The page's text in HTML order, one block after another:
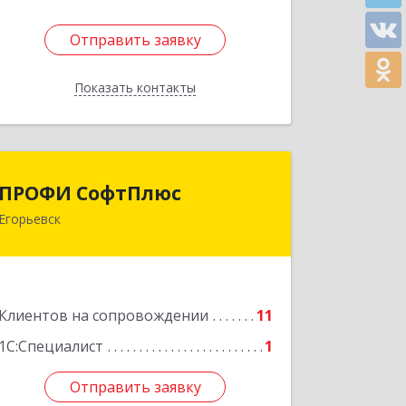
Отправить заявку
Показать контакты
Отправить заявку
Назад
ПРОФИ СофтПлюс
Егорьевск
Клиентов на сопровождении
11
1С:Специалист
1
Отправить заявку
ПРОФИ СофтПлюс
140301, Московская обл, Егорьевск г,
Подробнее
Отправить заявку